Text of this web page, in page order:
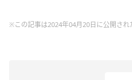
※この記事は2024年04月20日に公開され